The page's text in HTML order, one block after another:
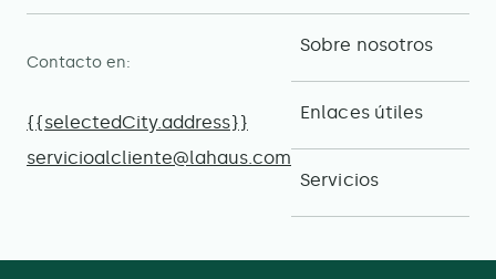
Contacto en:
{{selectedCity.address}}
servicioalcliente@lahaus.com
Sobre nosotros
Enlaces útiles
Servicios